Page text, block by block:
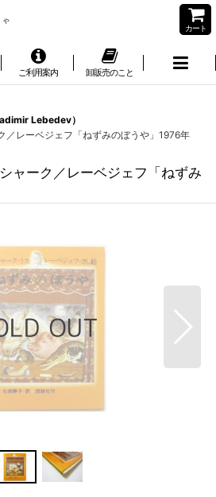
カート
ご利用案内 卸販売のこと
Lebedev）
／レーベジェフ「ねずみのぼうや」1976年
ャーク／レーベジェフ「ねずみ